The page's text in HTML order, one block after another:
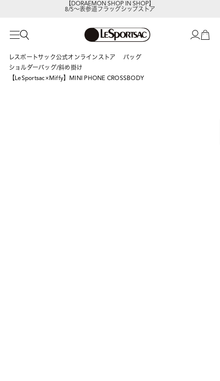
8/5～表参道フラッグシップストア
レスポートサック公式オンラインストア
バッグ
ショルダーバッグ/斜め掛け
【LeSportsac×Miffy】MINI PHONE CROSSBODY